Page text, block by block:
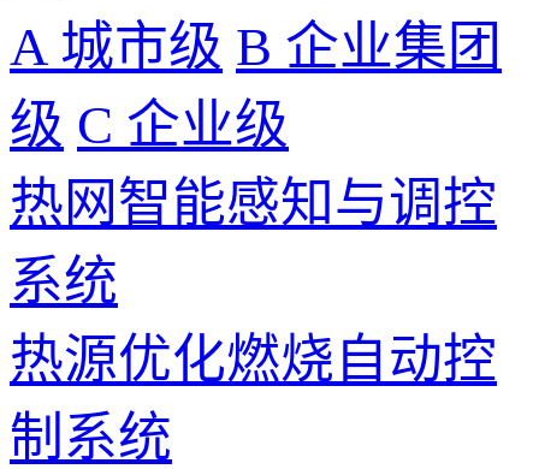
A 城市级 B 企业集团
级 C 企业级
热网智能感知与调控
系统
热源优化燃烧自动控
制系统